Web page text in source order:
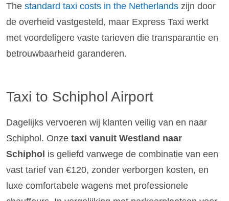
The standard taxi costs in the Netherlands zijn door
de overheid vastgesteld, maar Express Taxi werkt
met voordeligere vaste tarieven die transparantie en
betrouwbaarheid garanderen.
Taxi to Schiphol Airport
Dagelijks vervoeren wij klanten veilig van en naar
Schiphol. Onze taxi vanuit Westland naar
Schiphol is geliefd vanwege de combinatie van een
vast tarief van €120, zonder verborgen kosten, en
luxe comfortabele wagens met professionele